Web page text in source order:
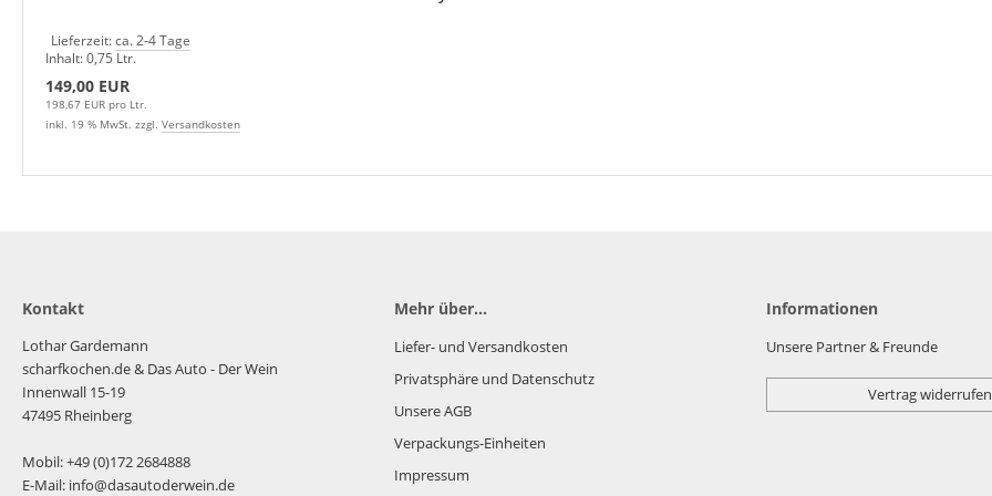
Lieferzeit:ca. 2-4 Tage
Inhalt: 0,75 Ltr.
149,00 EUR
198,67 EUR pro Ltr.
inkl. 19 % MwSt. zzgl. Versandkosten
Kontakt
Lothar Gardemann
scharfkochen.de& Das Auto - Der Wein
Innenwall 15-19
47495 Rheinberg
Mobil: +49 (0)172 2684888
E-Mail: info@dasautoderwein.de
Mehr über...
Liefer- und Versandkosten
Privatsphäre und Datenschutz
Unsere AGB
Verpackungs-Einheiten
Impressum
Informationen
Unsere Partner & Freunde
Vertrag widerrufen